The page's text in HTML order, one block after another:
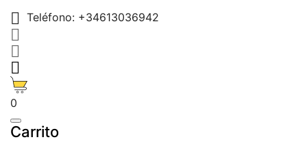
 Teléfono: +34613036942



0
Carrito